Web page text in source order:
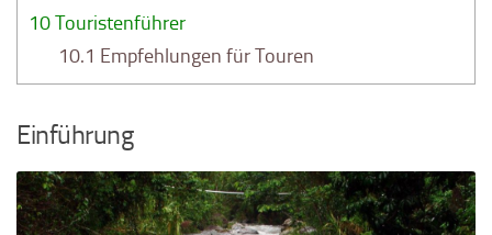
10Touristenführer
10.1 Empfehlungen für Touren
Einführung